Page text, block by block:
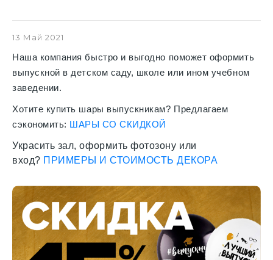
13 Май 2021
Наша компания быстро и выгодно поможет оформить
выпускной в детском саду, школе или ином учебном
заведении.
Хотите купить шары выпускникам? Предлагаем
сэкономить: ШАРЫ СО СКИДКОЙ
Украсить зал, оформить фотозону или
вход? ПРИМЕРЫ И СТОИМОСТЬ ДЕКОРА